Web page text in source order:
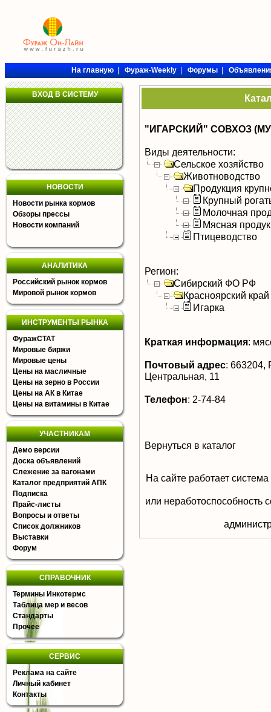
На главную|Фураж-Weekly|Форумы|
ВХОД В СИСТЕМУ
НОВОСТИ
Новости рынка кормов
Обзоры прессы
Новости компаний
АНАЛИТИКА
Российский рынок кормов
Мировой рынок кормов
ИНСТРУМЕНТЫ РЫНКА
ФуражСТАТ
Мировые биржи
Мировые цены
Цены на масличные
Цены на зерно в России
Цены на АК в Китае
Цены на витамины в Китае
УЧАСТНИКАМ
Демо версии
Доска объявлений
Слежение за вагонами
Каталог предприятий АПК
Подписка
Прайс-листы
Вопросы и ответы
Список должников
Выставки
Форум
СПРАВОЧНИК
Термины Инкотермс
Таблица мер и весов
Стандарты
Прочее
СЕРВИС
Реклама на сайте
Личный кабинет
Контакты
"ИГАРСКИЙ" СОВХОЗ
Виды деятельности:
Сельское хозяйство
Животноводство
Продукция
Крупный
Молочная
Мясная
Птицеводство
Регион:
Сибирский ФО РФ
Красноярский край
Игарка
Краткая информация:
Почтовый адрес: 663204,
Центральная, 11
Телефон: 2-74-84
Вернуться в каталог
На сайте работает
или неработоспособность